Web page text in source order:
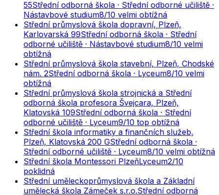
55Střední odborná škola · Střední odborné učiliště ·
Nástavbové studium8/10 velmi obtížná
Střední průmyslová škola dopravní, Plzeň,
Karlovarská 99Střední odborná škola · Střední
odborné učiliště · Nástavbové studium8/10 velmi
obtížná
Střední průmyslová škola stavební, Plzeň, Chodské
nám. 2Střední odborná škola · Lyceum8/10 velmi
obtížná
Střední průmyslová škola strojnická a Střední
odborná škola profesora Švejcara, Plzeň,
Klatovská 109Střední odborná škola · Střední
odborné učiliště · Lyceum9/10 top obtížná
Střední škola informatiky a finančních služeb,
Plzeň, Klatovská 200 GStřední odborná škola ·
Střední odborné učiliště · Lyceum8/10 velmi obtížná
Střední škola Montessori PlzeňLyceum2/10
poklidná
Střední uměleckoprůmyslová škola a Základní
umělecká škola Zámeček s.r.o.Střední odborná